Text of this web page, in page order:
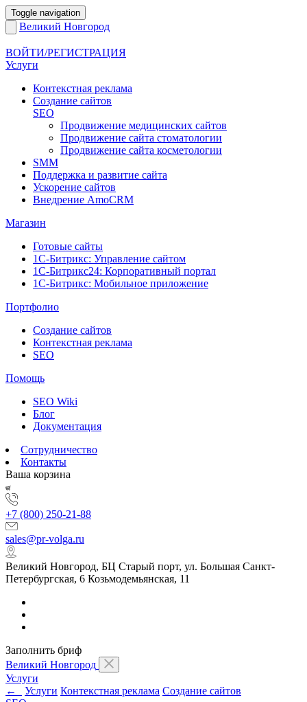
Toggle navigation
Великий Новгород
ВОЙТИ/РЕГИСТРАЦИЯ
Услуги
Контекстная реклама
Создание сайтов
SEO
Продвижение медицинских сайтов
Продвижение сайта стоматологии
Продвижение сайта косметологии
SMM
Поддержка и развитие сайта
Ускорение сайтов
Внедрение AmoCRM
Магазин
Готовые сайты
1С-Битрикс: Управление сайтом
1С-Битрикс24: Корпоративный портал
1С-Битрикс: Мобильное приложение
Портфолио
Создание сайтов
Контекстная реклама
SEO
Помощь
SEO Wiki
Блог
Документация
Сотрудничество
Контакты
Ваша корзина
+7 (800) 250-21-88
sales@pr-volga.ru
Великий Новгород, БЦ Старый порт, ул. Большая Санкт-
Петербургская, 6 Козьмодемьянская, 11
Заполнить бриф
Великий Новгород
Услуги
←
Услуги Контекстная реклама Создание сайтов